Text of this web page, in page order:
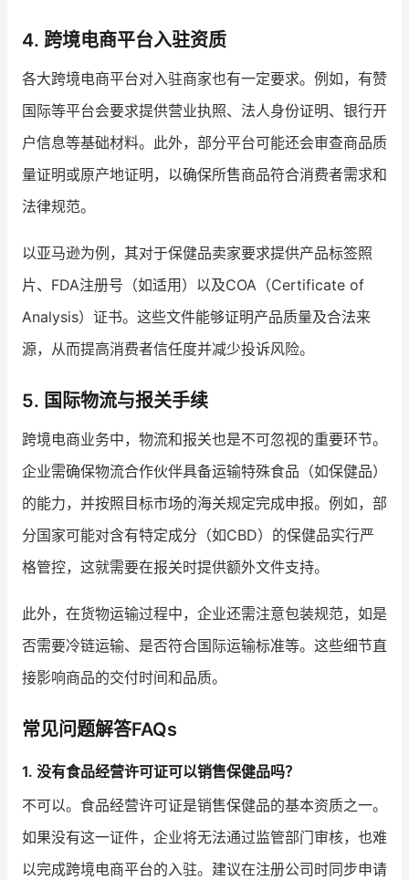
4. 跨境电商平台入驻资质
各大跨境电商平台对入驻商家也有一定要求。例如，有赞
国际等平台会要求提供营业执照、法人身份证明、银行开
户信息等基础材料。此外，部分平台可能还会审查商品质
量证明或原产地证明，以确保所售商品符合消费者需求和
法律规范。
以亚马逊为例，其对于保健品卖家要求提供产品标签照
片、FDA注册号（如适用）以及COA（Certificate of
Analysis）证书。这些文件能够证明产品质量及合法来
源，从而提高消费者信任度并减少投诉风险。
5. 国际物流与报关手续
跨境电商业务中，物流和报关也是不可忽视的重要环节。
企业需确保物流合作伙伴具备运输特殊食品（如保健品）
的能力，并按照目标市场的海关规定完成申报。例如，部
分国家可能对含有特定成分（如CBD）的保健品实行严
格管控，这就需要在报关时提供额外文件支持。
此外，在货物运输过程中，企业还需注意包装规范，如是
否需要冷链运输、是否符合国际运输标准等。这些细节直
接影响商品的交付时间和品质。
常见问题解答FAQs
1. 没有食品经营许可证可以销售保健品吗？
不可以。食品经营许可证是销售保健品的基本资质之一。
如果没有这一证件，企业将无法通过监管部门审核，也难
以完成跨境电商平台的入驻。建议在注册公司时同步申请